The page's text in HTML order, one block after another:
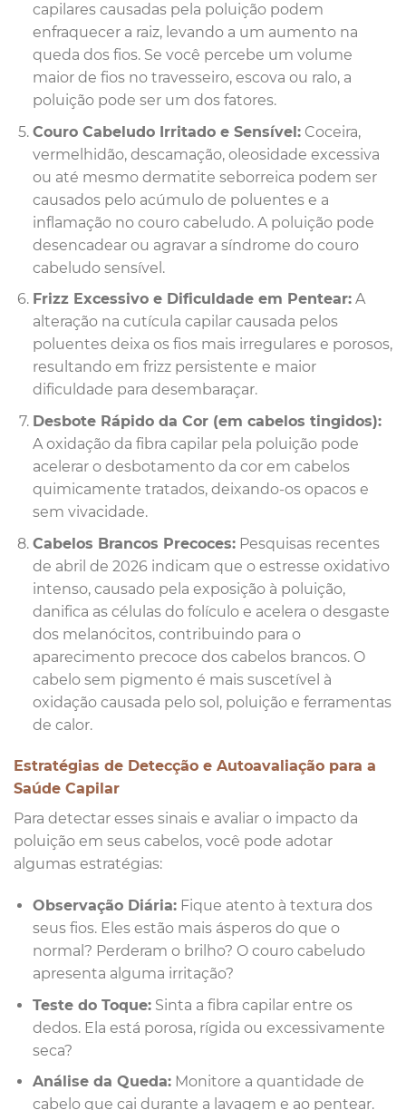
capilares causadas pela poluição podem
enfraquecer a raiz, levando a um aumento na
queda dos fios. Se você percebe um volume
maior de fios no travesseiro, escova ou ralo, a
poluição pode ser um dos fatores.
Couro Cabeludo Irritado e Sensível:Coceira,
vermelhidão, descamação, oleosidade excessiva
ou até mesmo dermatite seborreica podem ser
causados pelo acúmulo de poluentes e a
inflamação no couro cabeludo. A poluição pode
desencadear ou agravar a síndrome do couro
cabeludo sensível.
Frizz Excessivo e Dificuldade em Pentear:A
alteração na cutícula capilar causada pelos
poluentes deixa os fios mais irregulares e porosos,
resultando em frizz persistente e maior
dificuldade para desembaraçar.
Desbote Rápido da Cor (em cabelos tingidos):
A oxidação da fibra capilar pela poluição pode
acelerar o desbotamento da cor em cabelos
quimicamente tratados, deixando-os opacos e
sem vivacidade.
Cabelos Brancos Precoces:Pesquisas recentes
de abril de 2026 indicam que o estresse oxidativo
intenso, causado pela exposição à poluição,
danifica as células do folículo e acelera o desgaste
dos melanócitos, contribuindo para o
aparecimento precoce dos cabelos brancos. O
cabelo sem pigmento é mais suscetível à
oxidação causada pelo sol, poluição e ferramentas
de calor.
Estratégias de Detecção e Autoavaliação para a
Saúde Capilar
Para detectar esses sinais e avaliar o impacto da
poluição em seus cabelos, você pode adotar
algumas estratégias:
Observação Diária:Fique atento à textura dos
seus fios. Eles estão mais ásperos do que o
normal? Perderam o brilho? O couro cabeludo
apresenta alguma irritação?
Teste do Toque:Sinta a fibra capilar entre os
dedos. Ela está porosa, rígida ou excessivamente
seca?
Análise da Queda:Monitore a quantidade de
cabelo que cai durante a lavagem e ao pentear.